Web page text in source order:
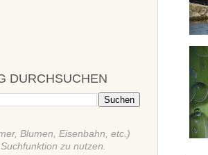
DURCHSUCHEN
Blumen, Eisenbahn, etc.)
zu nutzen.